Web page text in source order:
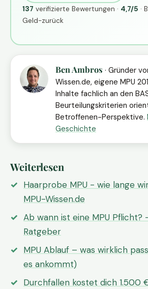
137 verifizierte Bewertungen · 4,7/5 ·
Geld-zurück
Ben Ambros · Gründer
Wissen.de, eigene MPU
Inhalte fachlich an den
Beurteilungskriterien
Betroffenen-Perspektive.
Geschichte
Weiterlesen
Haarprobe MPU - wie lange
MPU-Wissen.de
Ab wann ist eine MPU Pflicht?
Ratgeber
MPU Ablauf – was wirklich
es ankommt)
Durchfallen kostet dich 1.500